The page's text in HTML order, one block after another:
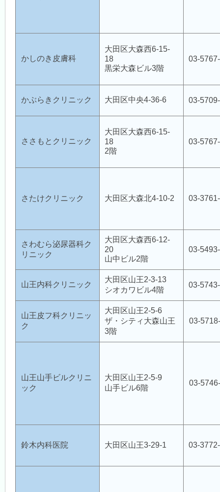
かしのき皮膚科
大田区大森西6-15-
18
黒栄大森ビル3階
03-
かぶらきクリニック 大田区中央4-36-6 03-
ささもとクリニック
大田区大森西6-15-
18
2階
03-
さたけクリニック 大田区大森北4-10-2 03-
さわむら泌尿器科ク
リニック
大田区大森西6-12-
20
山中ビル2階
03-
山王内科クリニック
大田区山王2-3-13
シオカワビル4階
03-
山王皮フ科クリニッ
ク
大田区山王2-5-6
ザ・シティ大森山王
3階
03-
山王山手ビルクリニ
ック
大田区山王2-5-9
山手ビル6階
03-
鈴木内科医院 大田区山王3-29-1 03-